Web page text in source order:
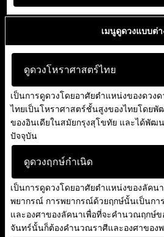
เมนูดูดวงแบบต่า
ดูดวงโหราศาสตร์ไทย
เป็นการดูดวงโดยอาศัยตำแหน่งของดวง
ไทยเป็นโหราศาสตร์ชั้นสูงของไทยโดยพั
ของอินเดียในสมัยกรุงสุโขทัย และได้พัฒ
ปัจจุบัน
ดูดวงฤกษ์กำเนิด
เป็นการดูดวงโดยอาศัยตำแหน่งของลัคน
พยากรณ์ การพยากรณ์ด้วยฤกษ์นั้นเป็นก
และองศาของลัคนาเพื่อที่จะคำนวณฤกษ์
จันทร์นั้นก็ต้องคำนวณราศีและองศาของ